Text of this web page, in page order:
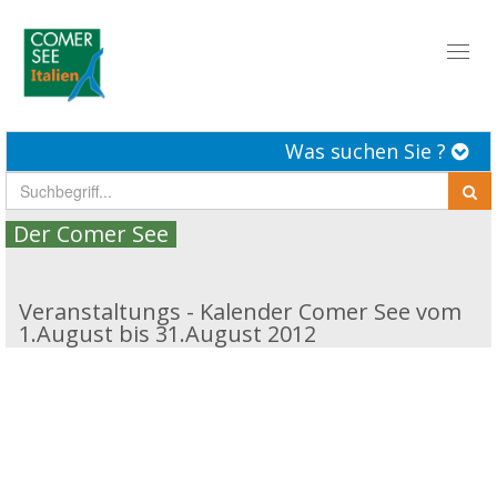
Was suchen Sie ?
Der Comer See
Veranstaltungs - Kalender Comer See vom
1.August bis 31.August 2012